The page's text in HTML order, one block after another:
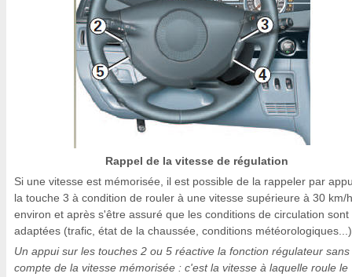
Rappel de la vitesse de régulation
Si une vitesse est mémorisée, il est possible de la rappeler par
la touche 3 à condition de rouler à une vitesse supérieure à 30 km/h
environ et après s'être assuré que les conditions de circulation sont
adaptées (trafic, état de la chaussée, conditions
Un appui sur les touches 2 ou 5 réactive la fonction régulateur
compte de la vitesse mémorisée : c'est la vitesse à laquelle roule le